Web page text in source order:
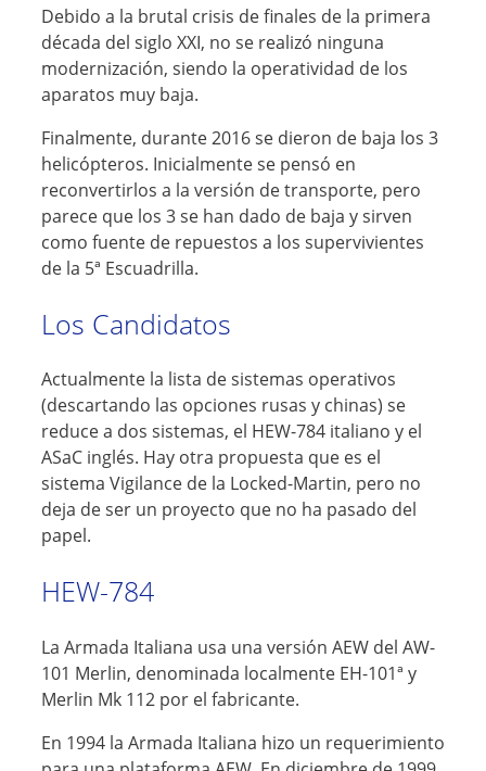
Debido a la brutal crisis de finales de la primera
década del siglo XXI, no se realizó ninguna
modernización, siendo la operatividad de los
aparatos muy baja.
Finalmente, durante 2016 se dieron de baja los 3
helicópteros. Inicialmente se pensó en
reconvertirlos a la versión de transporte, pero
parece que los 3 se han dado de baja y sirven
como fuente de repuestos a los supervivientes
de la 5ª Escuadrilla.
Los Candidatos
Actualmente la lista de sistemas operativos
(descartando las opciones rusas y chinas) se
reduce a dos sistemas, el HEW-784 italiano y el
ASaC inglés. Hay otra propuesta que es el
sistema Vigilance de la Locked-Martin, pero no
deja de ser un proyecto que no ha pasado del
papel.
HEW-784
La Armada Italiana usa una versión AEW del AW-
101 Merlin, denominada localmente EH-101ª y
Merlin Mk 112 por el fabricante.
En 1994 la Armada Italiana hizo un requerimiento